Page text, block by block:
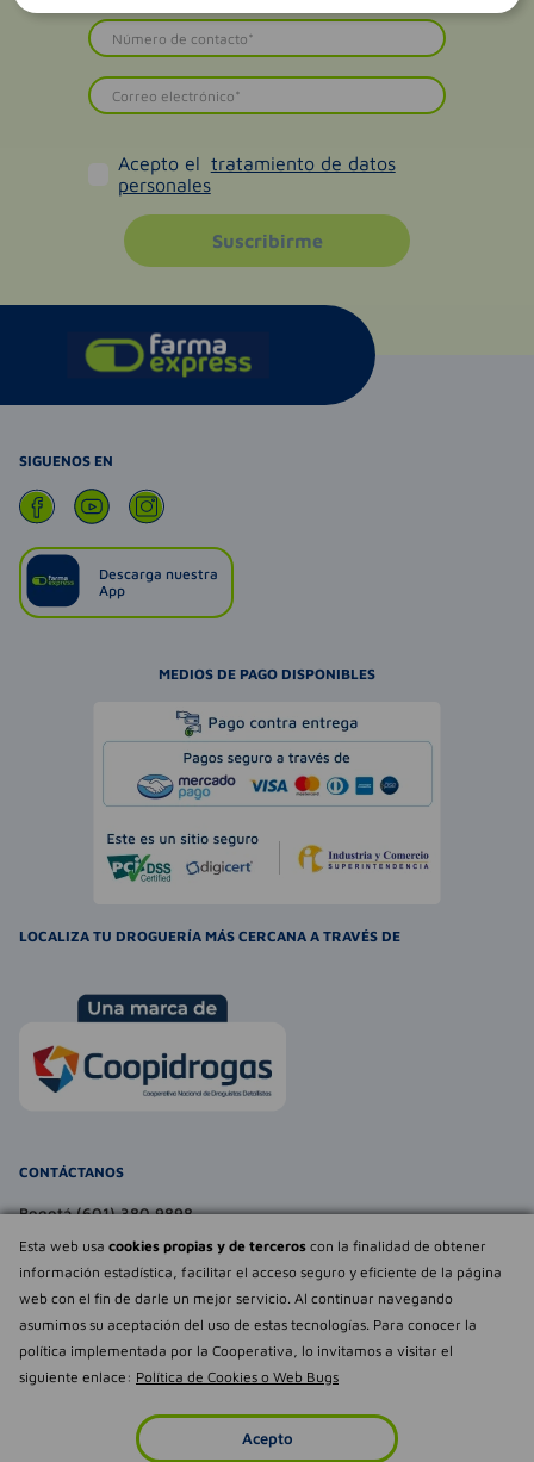
Esta web usa cookies propias y de terceros con la finalidad de obtener
información estadística, facilitar el acceso seguro y eficiente de la página
web con el fin de darle un mejor servicio. Al continuar navegando
asumimos su aceptación del uso de estas tecnologías. Para conocer la
política implementada por la Cooperativa, lo invitamos a visitar el
siguiente enlace: Política de Cookies o Web Bugs
Acepto
Déjanos tu
opinión
Acepto el tratamiento de datos
personales
Suscribirme
SIGUENOS EN
Descarga nuestra
App
MEDIOS DE PAGO DISPONIBLES
LOCALIZA TU DROGUERÍA MÁS CERCANA A TRAVÉS DE
CONTÁCTANOS
Bogotá (601) 380 9898
atencionalcliente@farmaexpress.com
TE PUEDE INTERESAR
NOSOTROS
Empowered by
Todos los derechos reservados Farmaexpress 2025